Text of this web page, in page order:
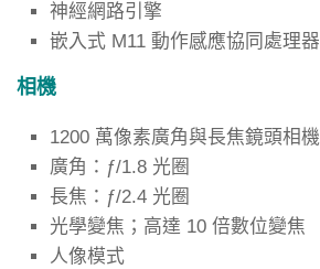
神經網路引擎
嵌入式 M11 動作感應協同處理器
相機
1200 萬像素廣角與長焦鏡頭相機
廣角：ƒ/1.8 光圈
長焦：ƒ/2.4 光圈
光學變焦；高達 10 倍數位變焦
人像模式